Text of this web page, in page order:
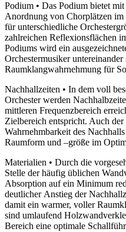
Podium • Das Podium bietet
Anordnung von Chorplätzen
für unterschiedliche
zahlreichen Reflexionsflächen
Podiums wird ein
Orchestermusiker
Raumklangwahrnehmung für
Nachhallzeiten • In dem voll
Orchester werden
mittleren Frequenzbereich
Zielbereich entspricht. Auch
Wahrnehmbarkeit des
Raumform und –größe im
Materialien • Durch die
Stelle der häufig üblichen
Absorption auf ein Minimum
deutlicher Anstieg der
damit ein warmer, voller
sind umlaufend
Bereich eine optimale